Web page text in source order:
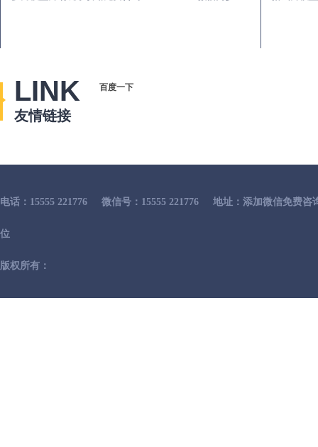
LINK
友情链接
百度一下
电话：15555 221776 微信号：15555 221776 地址：添加微信免费咨
位
版权所有：